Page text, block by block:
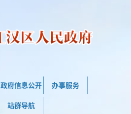
政府信息公开 办事服务
站群导航